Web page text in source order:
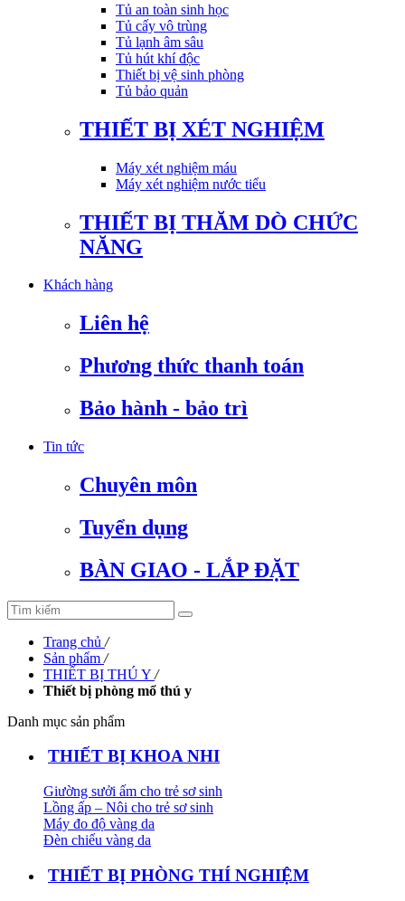
Tủ an toàn sinh học
Tủ cấy vô trùng
Tủ lạnh âm sâu
Tủ hút khí độc
Thiết bị vệ sinh phòng
Tủ bảo quản
THIẾT BỊ XÉT NGHIỆM
Máy xét nghiệm máu
Máy xét nghiệm nước tiểu
THIẾT BỊ THĂM DÒ CHỨC
NĂNG
Khách hàng
Liên hệ
Phương thức thanh toán
Bảo hành - bảo trì
Tin tức
Chuyên môn
Tuyển dụng
BÀN GIAO - LẮP ĐẶT
Trang chủ /
Sản phẩm /
THIẾT BỊ THÚ Y /
Thiết bị phòng mổ thú y
Danh mục sản phẩm
THIẾT BỊ KHOA NHI
Giường sưởi ấm cho trẻ sơ sinh
Lồng ấp – Nôi cho trẻ sơ sinh
Máy đo độ vàng da
Đèn chiếu vàng da
THIẾT BỊ PHÒNG THÍ NGHIỆM